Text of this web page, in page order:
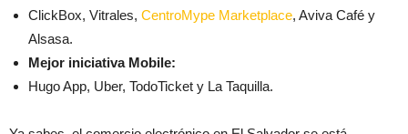
ClickBox, Vitrales, CentroMype Marketplace, Aviva Café y
Alsasa.
Mejor iniciativa Mobile:
Hugo App, Uber, TodoTicket y La Taquilla.